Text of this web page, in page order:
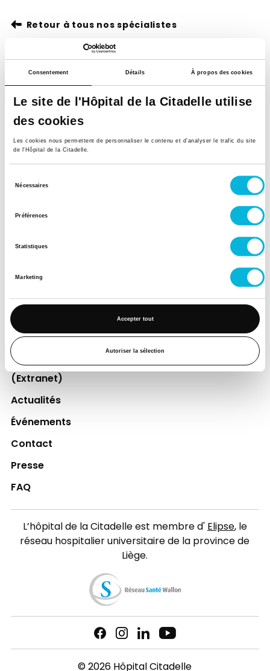
Consentement Détails À propos des cookies
Le site de l'Hôpital de la Citadelle utilise
des cookies
Les cookies nous permettent de personnaliser le contenu et d’analyser le trafic du site
de l'Hôpital de la Citadelle.
Nécessaires
Préférences
Statistiques
Marketing
Accepter tout
Autoriser la sélection
Retour à tous nos spécialistes
Soutenez notre Fondation
Votre don à la Fondation permet de
directement le bien-être des patients et
Espace Patient
Professionnels de la santé
Jobs
Accès collaborateurs et médecins Citadelle
(Extranet)
Actualités
Événements
Contact
Presse
FAQ
L’hôpital de la Citadelle est membre d'Elipse, le
réseau hospitalier universitaire de la province de
Liège.
© 2026 Hôpital Citadelle